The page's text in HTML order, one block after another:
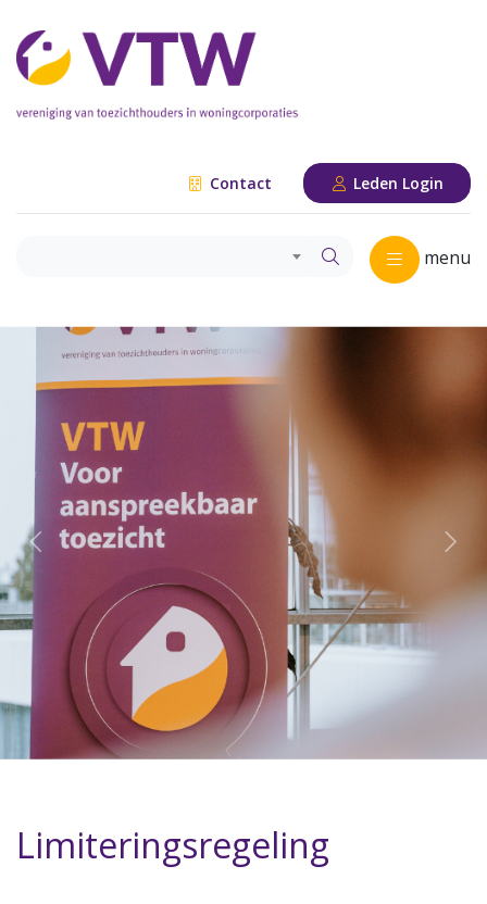
Contact Leden Login
menu
Limiteringsregeling